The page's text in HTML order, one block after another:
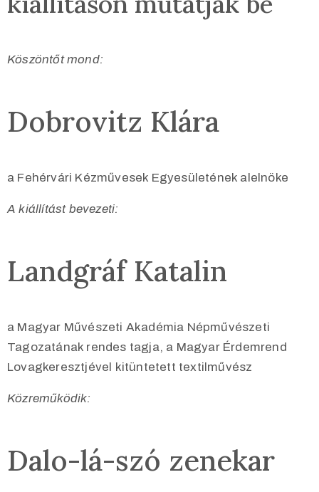
Köszöntőt mond:
Dobrovitz Klára
a Fehérvári Kézművesek Egyesületének alelnöke
A kiállítást bevezeti:
Landgráf Katalin
a Magyar Művészeti Akadémia Népművészeti
Tagozatának rendes tagja, a Magyar Érdemrend
Lovagkeresztjével kitüntetett textilművész
Közreműködik:
Dalo-lá-szó zenekar